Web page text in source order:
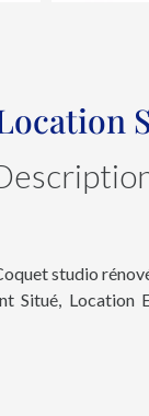
studio
Situé, Location